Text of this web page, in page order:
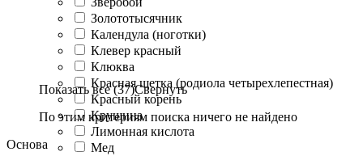
Золототысячник
Календула (ноготки)
Клевер красный
Клюква
Красная щетка (родиола четырехлепестная)
Красный корень
Крушина
Лимонная кислота
Мед
Показать все (37)Свернуть
По этим критериям поиска ничего не найдено
Основа